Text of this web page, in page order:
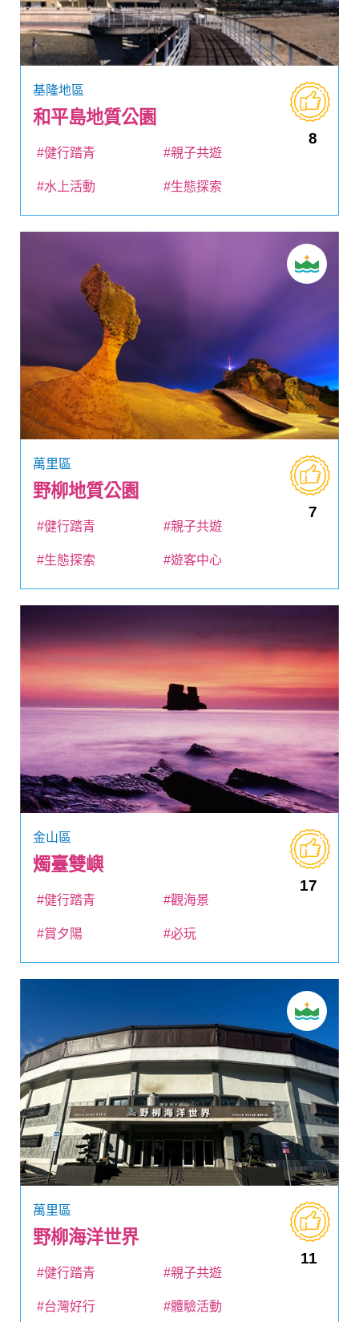
基隆地區
和平島地質公園
8
#健行踏青 #親子共遊
#水上活動 #生態探索
萬里區
野柳地質公園
7
#健行踏青 #親子共遊
#生態探索 #遊客中心
金山區
燭臺雙嶼
17
#健行踏青 #觀海景
#賞夕陽 #必玩
萬里區
野柳海洋世界
11
#健行踏青 #親子共遊
#台灣好行 #體驗活動